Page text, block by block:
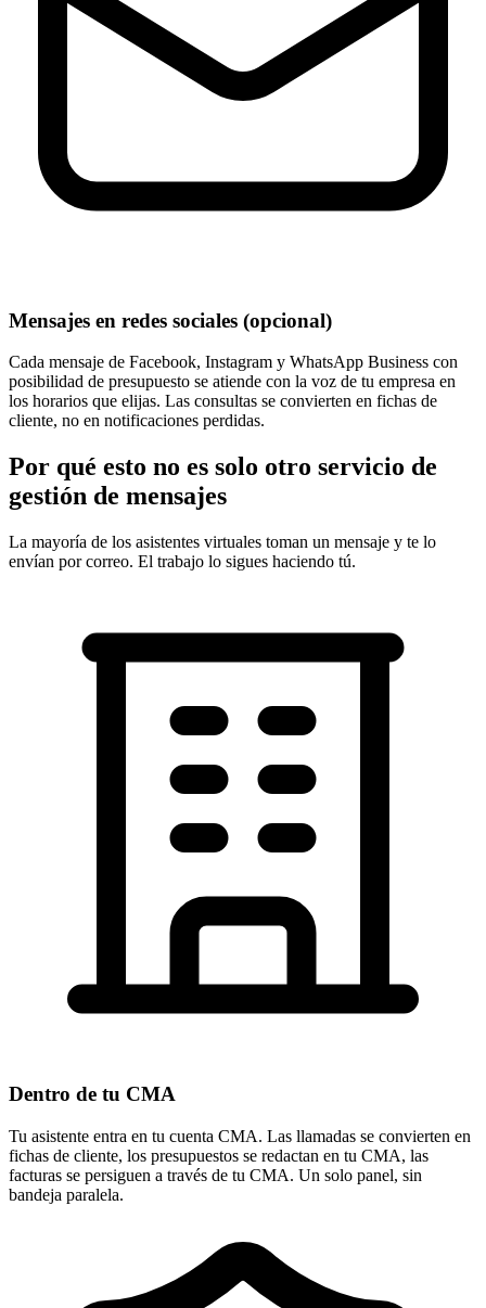
Mensajes en redes sociales (opcional)
Cada mensaje de Facebook, Instagram y WhatsApp Business con
posibilidad de presupuesto se atiende con la voz de tu empresa en
los horarios que elijas. Las consultas se convierten en fichas de
cliente, no en notificaciones perdidas.
Por qué esto no es solo otro servicio de
gestión de mensajes
La mayoría de los asistentes virtuales toman un mensaje y te lo
envían por correo. El trabajo lo sigues haciendo tú.
Dentro de tu CMA
Tu asistente entra en tu cuenta CMA. Las llamadas se convierten en
fichas de cliente, los presupuestos se redactan en tu CMA, las
facturas se persiguen a través de tu CMA. Un solo panel, sin
bandeja paralela.